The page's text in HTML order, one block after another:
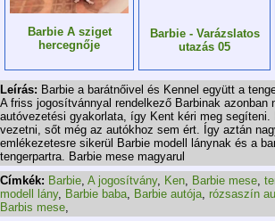
Barbie A sziget
hercegnője
Barbie - Varázslatos
utazás 05
Leírás: Barbie a barátnőivel és Kennel együtt a
A friss jogosítvánnyal rendelkező Barbinak azonban
autóvezetési gyakorlata, így Kent kéri meg segíteni.
vezetni, sőt még az autókhoz sem ért. Így aztán
emlékezetesre sikerül Barbie modell lánynak és a
tengerpartra. Barbie mese magyarul
Címkék: Barbie, A jogosítvány, Ken, Barbie mese,
modell lány, Barbie baba, Barbie autója, rózsaszín
Barbis mese,